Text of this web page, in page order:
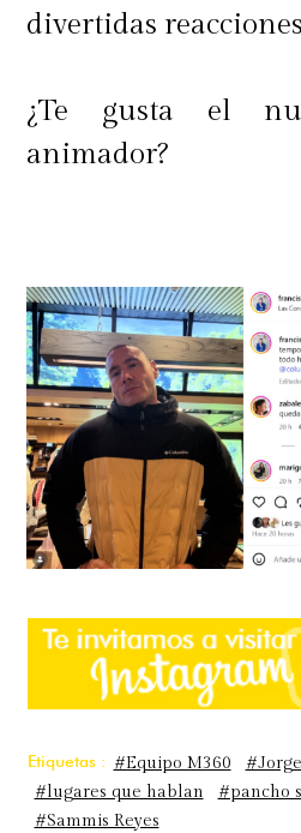
divertidas
¿Te gusta el
animador?
Etiquetas : #Equipo M360
#lugares que hablan
#pancho
#Sammis Reyes